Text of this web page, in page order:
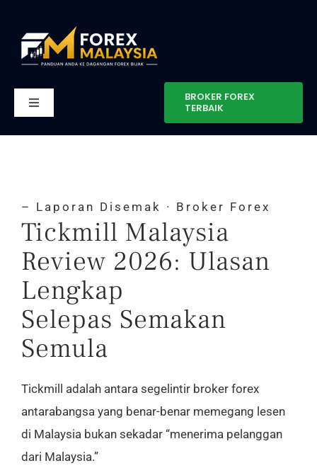
content
Toggle
Home
Pendidikan
Berita
Alat
Hubungi Kami
BROKER FOREX
TERBAIK
– Laporan Disemak · Broker Forex
Tickmill Malaysia
Review 2026: Ulasan
Lengkap
Selepas Semakan
Semula
Tickmill adalah antara segelintir broker forex
antarabangsa yang benar-benar memegang lesen
di Malaysia bukan sekadar “menerima pelanggan
dari Malaysia.”